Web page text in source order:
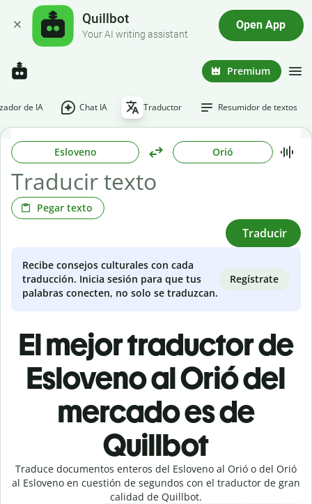
Quillbot
Your AI writing assistant
Open App
Premium
de IA Chat IA Traductor Resumidor de textos
Esloveno Orió
Pegar texto
Traducir
Recibe consejos culturales con cada
traducción. Inicia sesión para que tus
palabras conecten, no solo se traduzcan.
Regístrate
El mejor traductor de
Esloveno al Orió del
mercado es de
Quillbot
Traduce documentos enteros del Esloveno al Orió o del Orió
al Esloveno en cuestión de segundos con el traductor de gran
calidad de Quillbot.